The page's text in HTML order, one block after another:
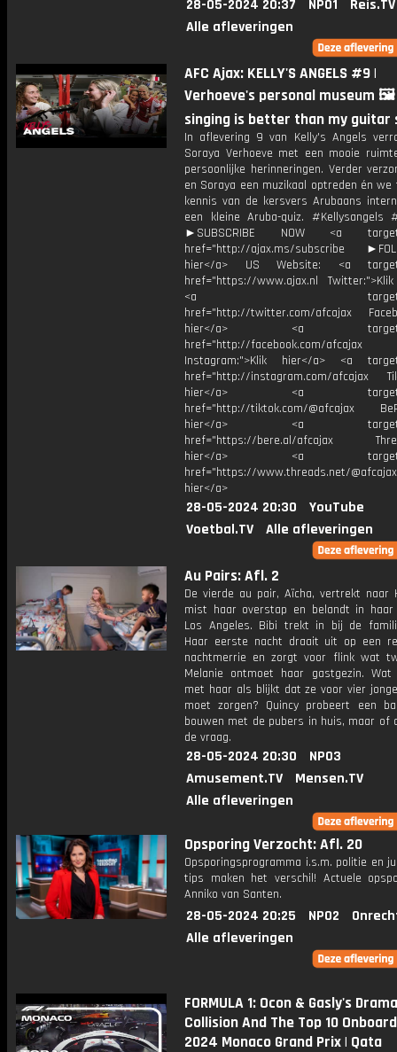
28-05-2024 20:37 NPO1
Reis.TV
Alle afleveringen
AFC Ajax: KELLY'S ANGELS #9 |
Verhoeve's personal museum 🖼
singing is better than my guitar
In aflevering 9 van Kelly's Angels
Soraya Verhoeve met een mooie
persoonlijke herinneringen. Verder
en Soraya een muzikaal optreden én
kennis van de kersvers Arubaans
een kleine Aruba-quiz. #Kellysangels
►SUBSCRIBE NOW <a
href="http://ajax.ms/subscribe
hier</a> US Website: <a
href="https://www.ajax.nl
<a
href="http://twitter.com/afcajax
hier</a> <a
href="http://facebook.com/afcajax
Instagram:">Klik hier</a> <a
href="http://instagram.com/afcajax
hier</a> <a
href="http://tiktok.com/@afcajax
hier</a> <a
href="https://bere.al/afcajax
hier</a> <a
href="https://www.threads.net/
hier</a>
28-05-2024 20:30
YouTube
Voetbal.TV
Alle afleveringen
Au Pairs: Afl. 2
De vierde au pair, Aïcha, vertrekt naar
mist haar overstap en belandt in
Los Angeles. Bibi trekt in bij de
Haar eerste nacht draait uit op een
nachtmerrie en zorgt voor flink wat
Melanie ontmoet haar gastgezin.
met haar als blijkt dat ze voor vier
moet zorgen? Quincy probeert een
bouwen met de pubers in huis, maar of
de vraag.
28-05-2024 20:30
NPO3
Amusement.TV
Mensen.TV
Alle afleveringen
Opsporing Verzocht: Afl. 20
Opsporingsprogramma i.s.m. politie en
tips maken het verschil! Actuele
Anniko van Santen.
28-05-2024 20:25 NPO2
Alle afleveringen
FORMULA 1: Ocon & Gasly's
Collision And The Top 10
2024 Monaco Grand Prix | Qata